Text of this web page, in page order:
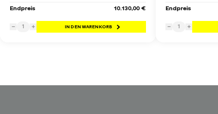
Endpreis
10.130,00 €
− 1 + IN DEN WARENKORB
Endpreis
− 1 +